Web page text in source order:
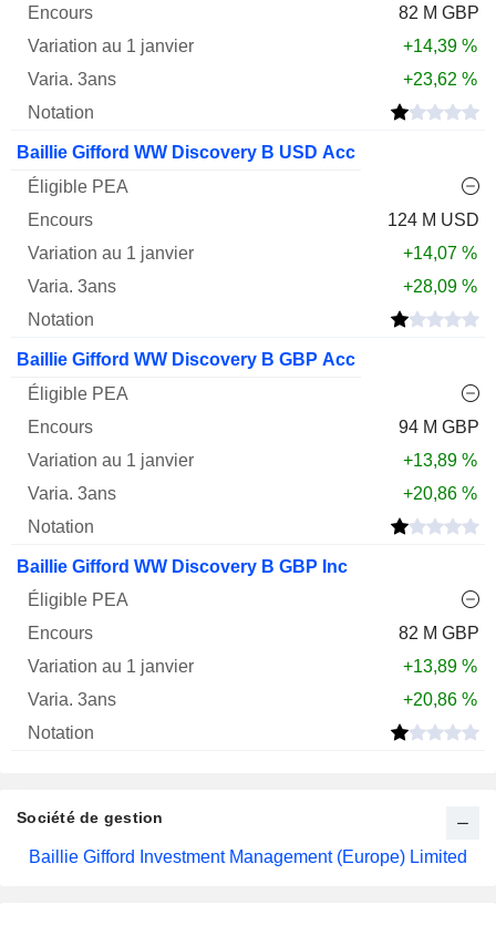
82 M GBP
+14,39 %
+23,62 %
Baillie Gifford WW Discovery B USD Acc
124 M USD
+14,07 %
+28,09 %
Baillie Gifford WW Discovery B GBP Acc
94 M GBP
+13,89 %
+20,86 %
Baillie Gifford WW Discovery B GBP Inc
82 M GBP
+13,89 %
+20,86 %
Société de gestion
Baillie Gifford Investment Management (Europe) Limited